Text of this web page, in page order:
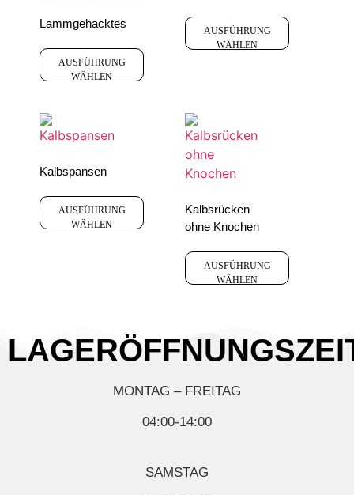
Lammgehacktes
AUSFÜHRUNG
WÄHLEN
AUSFÜHRUNG
WÄHLEN
Kalbspansen
AUSFÜHRUNG
WÄHLEN
Kalbsrücken
ohne Knochen
AUSFÜHRUNG
WÄHLEN
MONTAG – FREITAG
04:00-14:00
SAMSTAG